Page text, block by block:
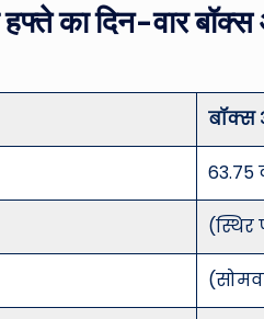
का दिन-वार
63.75